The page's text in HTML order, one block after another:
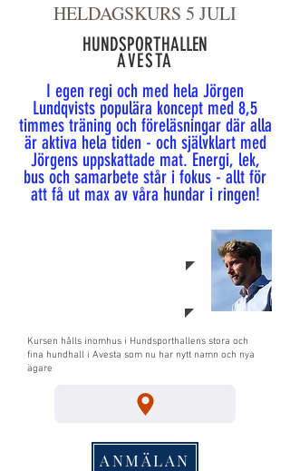
HELDAGSKURS 5 JULI
HUNDSPORTHALLEN
AVESTA
I egen regi och med hela Jörgen
Lundqvists populära koncept med 8,5
timmes träning och föreläsningar där alla
är aktiva hela tiden - och självklart med
Jörgens uppskattade mat. Energi, lek,
bus och samarbete står i fokus - allt för
att få ut max av våra hundar i ringen!
Kursen hålls inomhus i Hundsporthallens stora och
fina hundhall i Avesta som nu har nytt namn och nya
ägare
ANMÄLAN